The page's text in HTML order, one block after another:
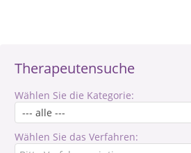
Therapeutensuche
Wählen Sie die Kategorie:
Wählen Sie das Verfahren: